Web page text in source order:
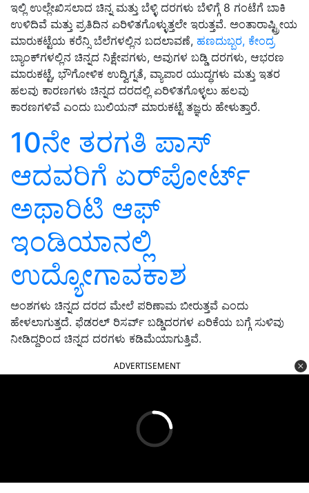
ಇಲ್ಲಿ ಉಲ್ಲೇಖಿಸಲಾದ ಚಿನ್ನ ಮತ್ತು ಬೆಳ್ಳಿ ದರಗಳು ಬೆಳಿಗ್ಗೆ 8 ಗಂಟೆಗೆ ಬಾಕಿ
ಉಳಿದಿವೆ ಮತ್ತು ಪ್ರತಿದಿನ ಏರಿಳಿತಗೊಳ್ಳುತ್ತಲೇ ಇರುತ್ತವೆ. ಅಂತಾರಾಷ್ಟ್ರೀಯ
ಮಾರುಕಟ್ಟೆಯ ಕರೆನ್ಸಿ ಬೆಲೆಗಳಲ್ಲಿನ ಬದಲಾವಣೆ, ಹಣದುಬ್ಬರ, ಕೇಂದ್ರ
ಬ್ಯಾಂಕ್‌ಗಳಲ್ಲಿನ ಚಿನ್ನದ ನಿಕ್ಷೇಪಗಳು, ಅವುಗಳ ಬಡ್ಡಿ ದರಗಳು, ಆಭರಣ
ಮಾರುಕಟ್ಟೆ, ಭೌಗೋಳಿಕ ಉದ್ವಿಗ್ನತೆ, ವ್ಯಾಪಾರ ಯುದ್ಧಗಳು ಮತ್ತು ಇತರ
ಹಲವು ಕಾರಣಗಳು ಚಿನ್ನದ ದರದಲ್ಲಿ ಏರಿಳಿತಗೊಳ್ಳಲು ಹಲವು
ಕಾರಣಗಳಿವೆ ಎಂದು ಬುಲಿಯನ್ ಮಾರುಕಟ್ಟೆ ತಜ್ಞರು ಹೇಳುತ್ತಾರೆ.
10ನೇ ತರಗತಿ ಪಾಸ್‌
ಆದವರಿಗೆ ಏರ್‌ಪೋರ್ಟ್
ಅಥಾರಿಟಿ ಆಫ್
ಇಂಡಿಯಾನಲ್ಲಿ
ಉದ್ಯೋಗಾವಕಾಶ
ಅಂಶಗಳು ಚಿನ್ನದ ದರದ ಮೇಲೆ ಪರಿಣಾಮ ಬೀರುತ್ತವೆ ಎಂದು
ಹೇಳಲಾಗುತ್ತದೆ. ಫೆಡರಲ್ ರಿಸರ್ವ್ ಬಡ್ಡಿದರಗಳ ಏರಿಕೆಯ ಬಗ್ಗೆ ಸುಳಿವು
ನೀಡಿದ್ದರಿಂದ ಚಿನ್ನದ ದರಗಳು ಕಡಿಮೆಯಾಗುತ್ತಿವೆ.
ADVERTISEMENT